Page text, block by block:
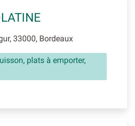
33000, Bordeaux
plats à emporter,